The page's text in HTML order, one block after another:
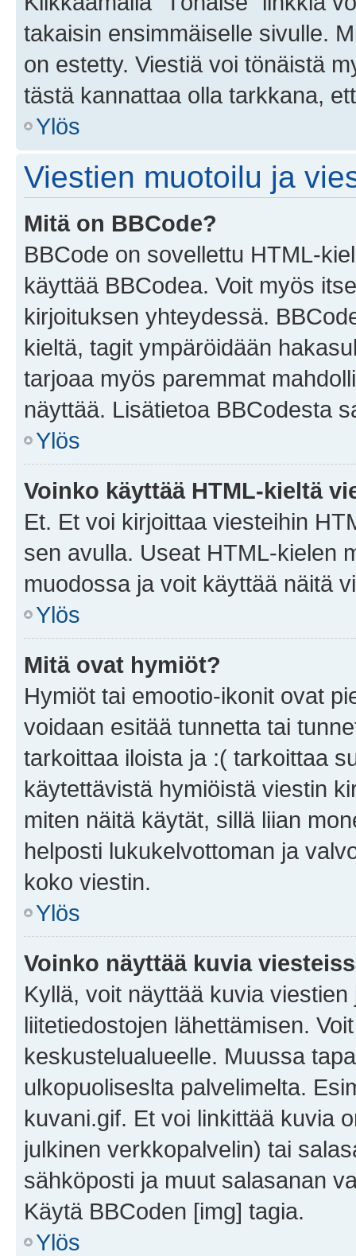
takaisin ensimmäiselle sivulle.
on estetty. Viestiä voi tönäistä
tästä kannattaa olla tarkkana,
Ylös
Viestien muotoilu ja
Mitä on BBCode?
BBCode on sovellettu HTML-
käyttää BBCodea. Voit myös
kirjoituksen yhteydessä.
kieltä, tagit ympäröidään
tarjoaa myös paremmat
näyttää. Lisätietoa BBCodesta
Ylös
Voinko käyttää HTML-kieltä
Et. Et voi kirjoittaa viesteihin
sen avulla. Useat HTML-kielen
muodossa ja voit käyttää näitä
Ylös
Mitä ovat hymiöt?
Hymiöt tai emootio-ikonit ovat
voidaan esitää tunnetta tai
tarkoittaa iloista ja :( tarkoittaa
käytettävistä hymiöistä viestin
miten näitä käytät, sillä liian
helposti lukukelvottoman ja
koko viestin.
Ylös
Voinko näyttää kuvia
Kyllä, voit näyttää kuvia
liitetiedostojen lähettämisen.
keskustelualueelle. Muussa
ulkopuoliseslta palvelimelta.
kuvani.gif. Et voi linkittää kuvia
julkinen verkkopalvelin) tai
sähköposti ja muut salasanan
Käytä BBCoden [img] tagia.
Ylös